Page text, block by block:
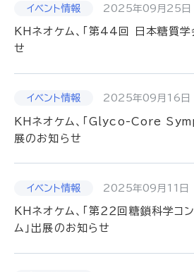
2025年09月25日
KHネオケム、「第44回 日本糖質学
せ
2025年09月16日
KHネオケム、「Glyco-Core
展のお知らせ
2025年09月11日
KHネオケム、「第２２回糖鎖科学コ
ム」出展のお知らせ